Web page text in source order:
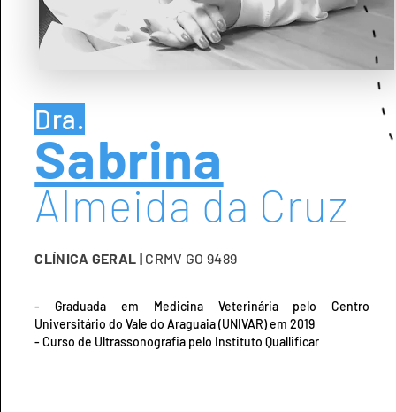
Dra.
Sabrina
Almeida da Cruz
CLÍNICA GERAL | CRMV GO 9489
- Graduada em Medicina Veterinária pelo Centro
Universitário do Vale do Araguaia (UNIVAR) em 2019
- Curso de Ultrassonografia pelo Instituto Quallificar